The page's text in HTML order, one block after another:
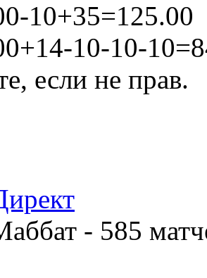
10+35=125.00
10-10-
если не прав.
- 585